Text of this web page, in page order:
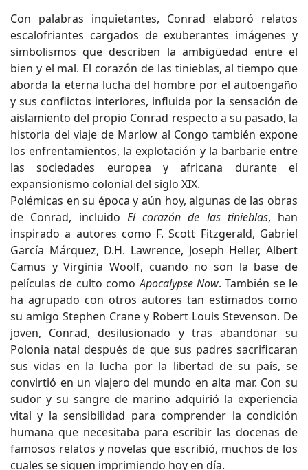
Con palabras inquietantes, Conrad elaboró relatos
escalofriantes cargados de exuberantes imágenes y
simbolismos que describen la ambigüedad entre el
bien y el mal. El corazón de las tinieblas, al tiempo que
aborda la eterna lucha del hombre por el autoengaño
y sus conflictos interiores, influida por la sensación de
aislamiento del propio Conrad respecto a su pasado, la
historia del viaje de Marlow al Congo también expone
los enfrentamientos, la explotación y la barbarie entre
las sociedades europea y africana durante el
expansionismo colonial del siglo XIX.
Polémicas en su época y aún hoy, algunas de las obras
de Conrad, incluido El corazón de las tinieblas, han
inspirado a autores como F. Scott Fitzgerald, Gabriel
García Márquez, D.H. Lawrence, Joseph Heller, Albert
Camus y Virginia Woolf, cuando no son la base de
películas de culto comoApocalypse Now. También se le
ha agrupado con otros autores tan estimados como
su amigo Stephen Crane y Robert Louis Stevenson. De
joven, Conrad, desilusionado y tras abandonar su
Polonia natal después de que sus padres sacrificaran
sus vidas en la lucha por la libertad de su país, se
convirtió en un viajero del mundo en alta mar. Con su
sudor y su sangre de marino adquirió la experiencia
vital y la sensibilidad para comprender la condición
humana que necesitaba para escribir las docenas de
famosos relatos y novelas que escribió, muchos de los
cuales se siguen imprimiendo hoy en día.